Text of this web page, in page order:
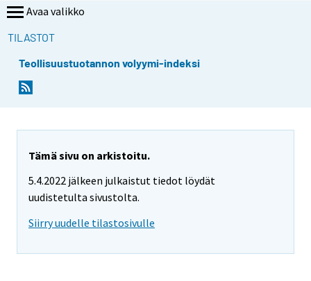
Avaa valikko
TILASTOT
Teollisuustuotannon volyymi-indeksi
Tämä sivu on arkistoitu.
5.4.2022 jälkeen julkaistut tiedot löydät
uudistetulta sivustolta.
Siirry uudelle tilastosivulle